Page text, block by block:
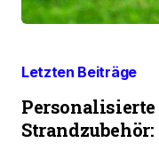
Letzten Beiträge
Personalisierte
Strandzubehör: